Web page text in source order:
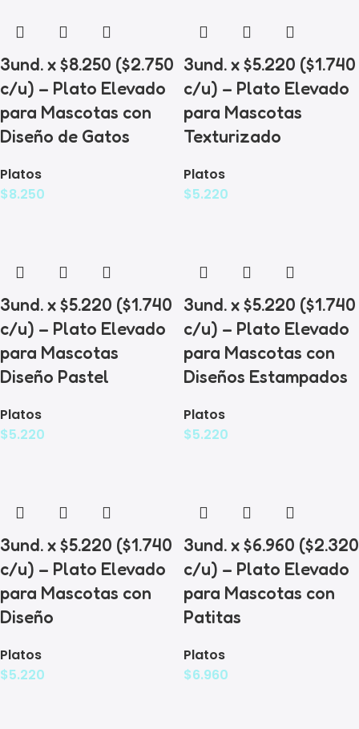
3und. x $8.250 ($2.750
c/u) – Plato Elevado
para Mascotas con
Diseño de Gatos
Platos
$8.250
3und. x $5.220 ($1.740
c/u) – Plato Elevado
para Mascotas
Texturizado
Platos
$5.220
3und. x $5.220 ($1.740
c/u) – Plato Elevado
para Mascotas
Diseño Pastel
Platos
$5.220
3und. x $5.220 ($1.740
c/u) – Plato Elevado
para Mascotas con
Diseños Estampados
Platos
$5.220
3und. x $5.220 ($1.740
c/u) – Plato Elevado
para Mascotas con
Diseño
Platos
$5.220
3und. x $6.960 ($2.320
c/u) – Plato Elevado
para Mascotas con
Patitas
Platos
$6.960